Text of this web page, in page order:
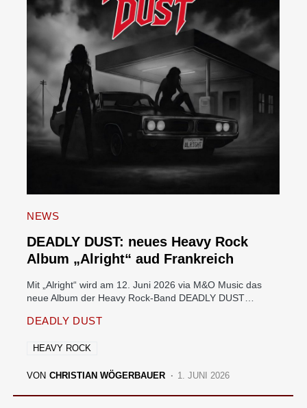
NEWS
DEADLY DUST: neues Heavy Rock
Album „Alright“ aud Frankreich
Mit „Alright“ wird am 12. Juni 2026 via M&O Music das
neue Album der Heavy Rock-Band DEADLY DUST…
DEADLY DUST
HEAVY ROCK
VON CHRISTIAN WÖGERBAUER 1. JUNI 2026